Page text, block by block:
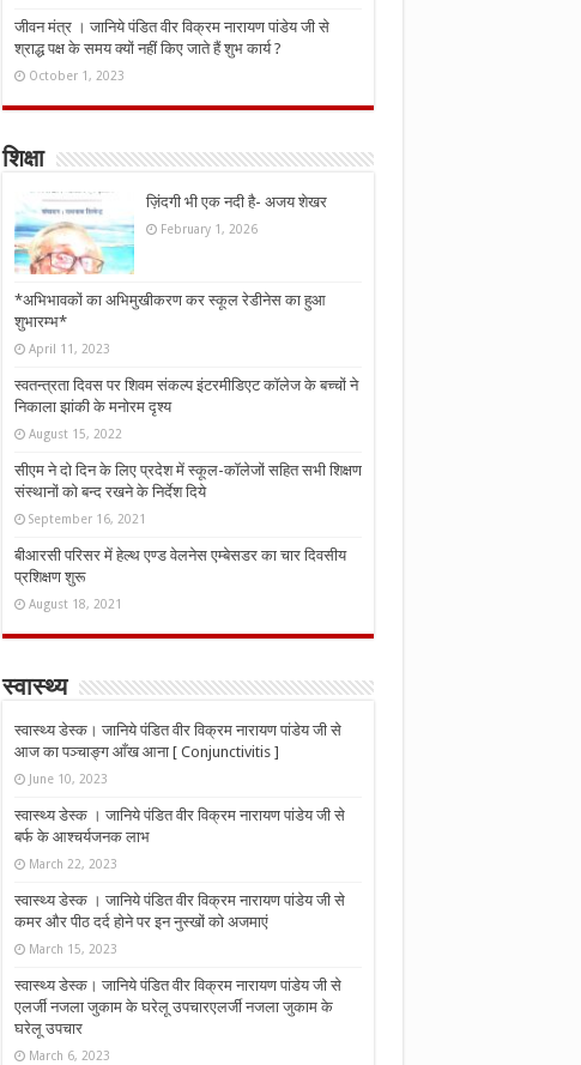
जीवन मंत्र । जानिये पंडित वीर विक्रम नारायण पांडेय जी से
श्राद्ध पक्ष के समय क्यों नहीं किए जाते हैं शुभ कार्य ?
October 1, 2023
शिक्षा
ज़िंदगी भी एक नदी है- अजय शेखर
February 1, 2026
*अभिभावकों का अभिमुखीकरण कर स्कूल रेडीनेस का हुआ
शुभारम्भ*
April 11, 2023
स्वतन्त्रता दिवस पर शिवम संकल्प इंटरमीडिएट कॉलेज के बच्चों ने
निकाला झांकी के मनोरम दृश्य
August 15, 2022
सीएम ने दो दिन के लिए प्रदेश में स्कूल-कॉलेजों सहित सभी शिक्षण
संस्थानों को बन्द रखने के निर्देश दिये
September 16, 2021
बीआरसी परिसर में हेल्थ एण्ड वेलनेस एम्बेसडर का चार दिवसीय
प्रशिक्षण शुरू
August 18, 2021
स्वास्थ्य
स्वास्थ्य डेस्क। जानिये पंडित वीर विक्रम नारायण पांडेय जी से
आज का पञ्चाङ्ग आँख आना [ Conjunctivitis ]
June 10, 2023
स्वास्थ्य डेस्क । जानिये पंडित वीर विक्रम नारायण पांडेय जी से
बर्फ के आश्चर्यजनक लाभ
March 22, 2023
स्वास्थ्य डेस्क । जानिये पंडित वीर विक्रम नारायण पांडेय जी से
कमर और पीठ दर्द होने पर इन नुस्‍खों को अजमाएं
March 15, 2023
स्वास्थ्य डेस्क। जानिये पंडित वीर विक्रम नारायण पांडेय जी से
एलर्जी नजला जुकाम के घरेलू उपचारएलर्जी नजला जुकाम के
घरेलू उपचार
March 6, 2023